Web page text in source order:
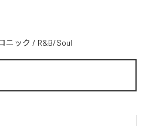
ニック / R&B/Soul